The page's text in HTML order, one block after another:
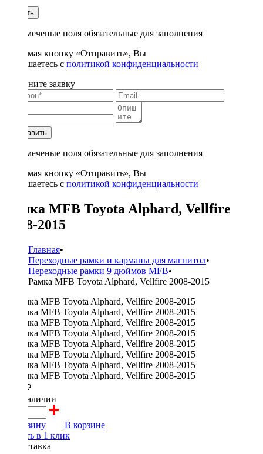
Купить
* - отмеченые поля обязательные для заполнения
Нажимая кнопку «Отправить», Вы
соглашаетесь с политикой конфиденциальности
Заполните заявку
Отправить
* - отмеченые поля обязательные для заполнения
Нажимая кнопку «Отправить», Вы
соглашаетесь с политикой конфиденциальности
Рамка MFB Toyota Alphard, Vellfire
2008-2015
Главная•
Переходные рамки и карманы для магнитол•
Переходные рамки 9 дюймов MFB•
Рамка MFB Toyota Alphard, Vellfire 2008-2015
2300 ₽
в наличии
В корзину
В корзине
Купить в 1 клик